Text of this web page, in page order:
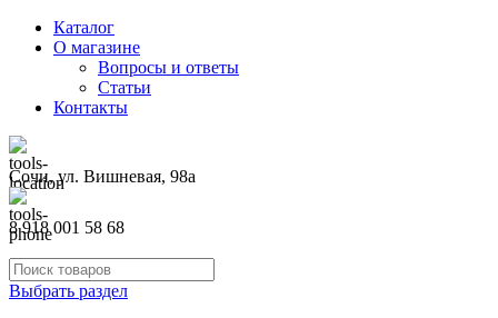
Каталог
О магазине
Вопросы и ответы
Статьи
Контакты
Сочи, ул. Вишневая, 98а
8 918 001 58 68
Выбрать раздел